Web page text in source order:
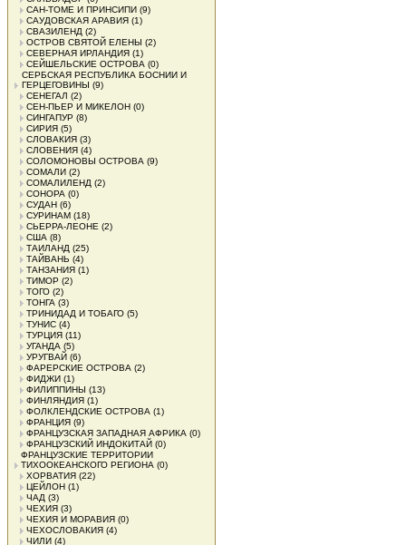
САН-ТОМЕ И ПРИНСИПИ (9)
САУДОВСКАЯ АРАВИЯ (1)
СВАЗИЛЕНД (2)
ОСТРОВ СВЯТОЙ ЕЛЕНЫ (2)
СЕВЕРНАЯ ИРЛАНДИЯ (1)
СЕЙШЕЛЬСКИЕ ОСТРОВА (0)
СЕРБСКАЯ РЕСПУБЛИКА БОСНИИ И
ГЕРЦЕГОВИНЫ (9)
СЕНЕГАЛ (2)
СЕН-ПЬЕР И МИКЕЛОН (0)
СИНГАПУР (8)
СИРИЯ (5)
СЛОВАКИЯ (3)
СЛОВЕНИЯ (4)
СОЛОМОНОВЫ ОСТРОВА (9)
СОМАЛИ (2)
СОМАЛИЛЕНД (2)
СОНОРА (0)
СУДАН (6)
СУРИНАМ (18)
СЬЕРРА-ЛЕОНЕ (2)
США (8)
ТАИЛАНД (25)
ТАЙВАНЬ (4)
ТАНЗАНИЯ (1)
ТИМОР (2)
ТОГО (2)
ТОНГА (3)
ТРИНИДАД И ТОБАГО (5)
ТУНИС (4)
ТУРЦИЯ (11)
УГАНДА (5)
УРУГВАЙ (6)
ФАРЕРСКИЕ ОСТРОВА (2)
ФИДЖИ (1)
ФИЛИППИНЫ (13)
ФИНЛЯНДИЯ (1)
ФОЛКЛЕНДСКИЕ ОСТРОВА (1)
ФРАНЦИЯ (9)
ФРАНЦУЗСКАЯ ЗАПАДНАЯ АФРИКА (0)
ФРАНЦУЗСКИЙ ИНДОКИТАЙ (0)
ФРАНЦУЗСКИЕ ТЕРРИТОРИИ
ТИХООКЕАНСКОГО РЕГИОНА (0)
ХОРВАТИЯ (22)
ЦЕЙЛОН (1)
ЧАД (3)
ЧЕХИЯ (3)
ЧЕХИЯ И МОРАВИЯ (0)
ЧЕХОСЛОВАКИЯ (4)
ЧИЛИ (4)